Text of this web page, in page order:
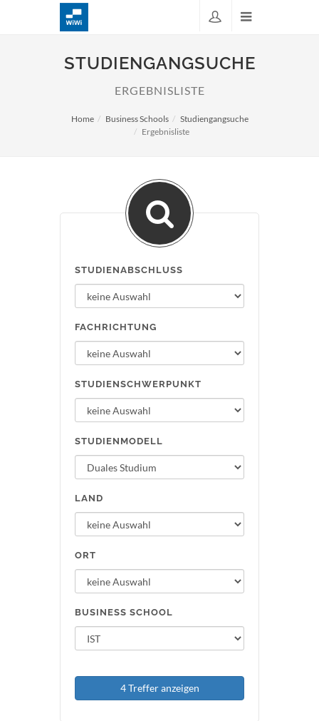
STUDIENGANGSUCHE
ERGEBNISLISTE
Home Business Schools
Studiengangsuche
Ergebnisliste
STUDIENABSCHLUSS
FACHRICHTUNG
STUDIENSCHWERPUNKT
STUDIENMODELL
LAND
ORT
BUSINESS SCHOOL
4 Treffer anzeigen